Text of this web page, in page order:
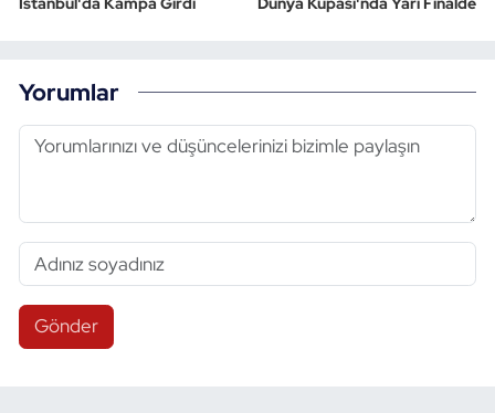
Yorumlar
Gönder